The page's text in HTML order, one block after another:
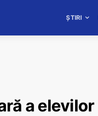
ȘTIRI
a elevilor